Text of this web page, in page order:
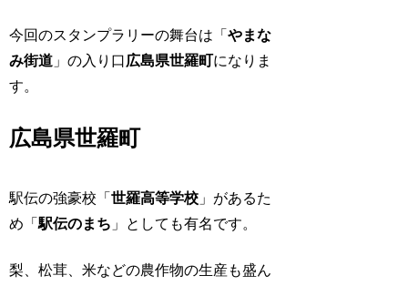
今回のスタンプラリーの舞台は「やまな
み街道 」の入り口広島県世羅町になりま
す。
広島県世羅町
駅伝の強豪校「世羅高等学校 」があるた
め「駅伝のまち 」としても有名です。
梨、松茸、米などの農作物の生産も盛ん